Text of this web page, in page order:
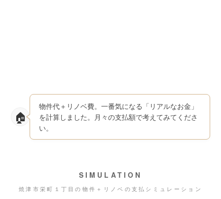
物件代＋リノベ費。一番気になる「リアルなお金」
を計算しました。月々の支払額で考えてみてくださ
い。
SIMULATION
焼津市栄町１丁目の物件＋リノベの支払シミュレーション